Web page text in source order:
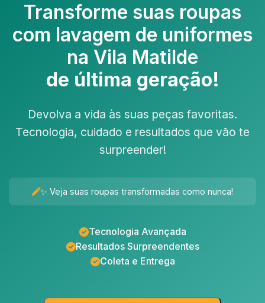
Transforme suas roupas
com lavagem de uniformes
na Vila Matilde
de última geração!
Devolva a vida às suas peças favoritas.
Tecnologia, cuidado e resultados que vão te
surpreender!
✨ Veja suas roupas transformadas como nunca!
Tecnologia Avançada
Resultados Surpreendentes
Coleta e Entrega